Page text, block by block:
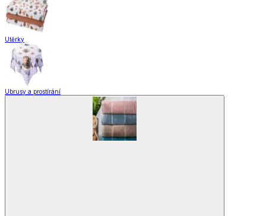
Utěrky
Ubrusy a prostírání